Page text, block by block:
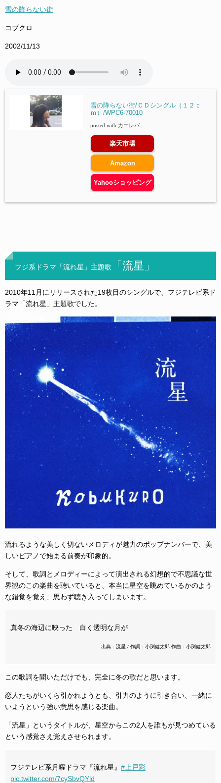
雪の降らない街
コブクロ
2002/11/13
雪の降らない街/ＣＤシングル（１２ｃ
ｍ）/WPC6-70010
posted with カエレバ
楽天市場
Amazon
Yahooショッピング
フジ系ドラマ「流れ星」主題歌 「流星」
2010年11月にリリースされた19枚目のシングルで、フジテレビ系ド
ラマ「流れ星」主題歌でした。
流れるような美しく切ないメロディが魅力のポップナンバーで、美
しいピアノで始まる前奏が印象的。
そして、歌詞とメロディーによって演出される幻想的で不思議な世
界観のこの楽曲を聴いていると、本当に星空を眺めているかのよう
な錯覚を覚え、思わず聴き入ってしまいます。
真冬の海辺に映った 白く透明な月が
出典：流星 / 作詞：小渕健太郎 作曲：小渕健太郎
この歌詞を聞いただけでも、完全に冬の歌だと思います。
恋人たちがいくら引かれようとも、引力のように引き合い、一緒に
いようという強い意思を感じる楽曲。
「流星」というタイトルが、星空からこの2人を誰もが見つめている
という感覚さえ覚えさせられます。
フジテレビ系月曜ドラマ『流れ星』 #上戸彩
pic.twitter.com/7cySbvQYld